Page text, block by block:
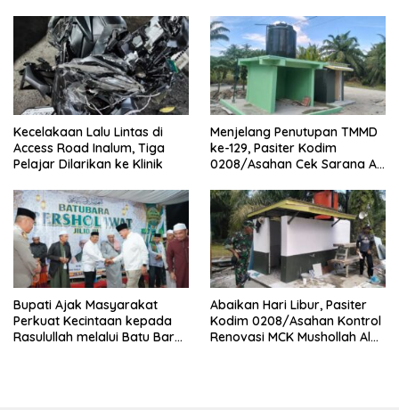
Kecelakaan Lalu Lintas di
Access Road Inalum, Tiga
Pelajar Dilarikan ke Klinik
Menjelang Penutupan TMMD
ke-129, Pasiter Kodim
0208/Asahan Cek Sarana Air
Bupati Ajak Masyarakat
Perkuat Kecintaan kepada
Rasulullah melalui Batu Bara
Abaikan Hari Libur, Pasiter
Kodim 0208/Asahan Kontrol
Renovasi MCK Mushollah Al